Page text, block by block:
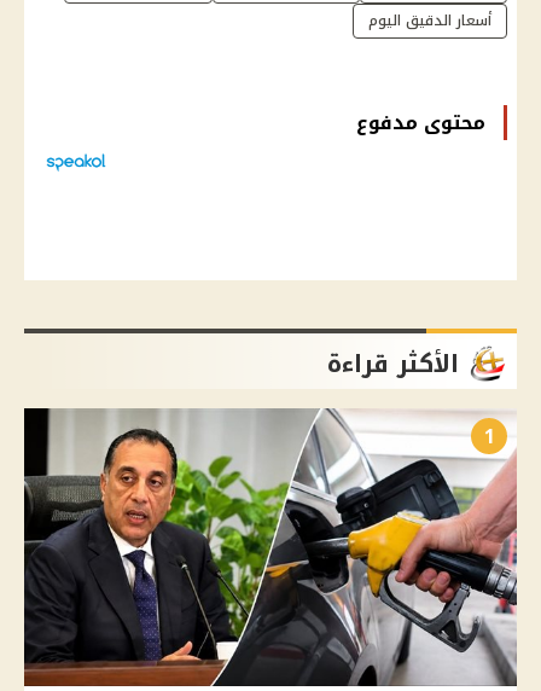
أسعار الدقيق اليوم
محتوى مدفوع
الأكثر قراءة
1